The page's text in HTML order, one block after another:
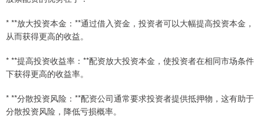
* **放大投资本金：**通过借入资金，投资者可以大幅提高投资本金，
从而获得更高的收益。
* **提高投资收益率：**配资放大投资本金，使投资者在相同市场条件
下获得更高的收益率。
* **分散投资风险：**配资公司通常要求投资者提供抵押物，这有助于
分散投资风险，降低亏损概率。